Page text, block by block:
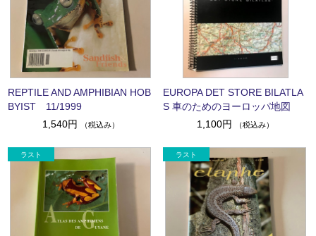
REPTILE AND AMPHIBIAN HOB
BYIST 11/1999
1,540円
（税込み）
EUROPA DET STORE BILATLA
S 車のためのヨーロッパ地図
1,100円
（税込み）